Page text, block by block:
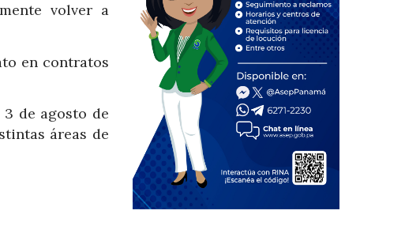
volver a
en contratos
de agosto de
áreas de